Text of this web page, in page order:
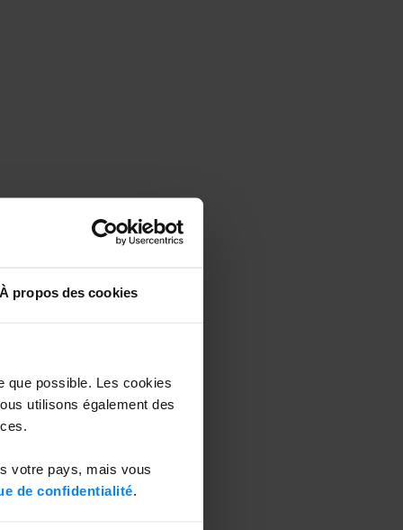
À propos des cookies
que possible. Les cookies
utilisons également des
votre pays, mais vous
de confidentialité.